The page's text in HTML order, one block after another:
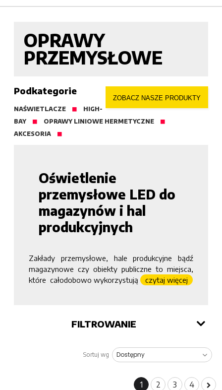
OPRAWY
PRZEMYSŁOWE
ZOBACZ NASZE PRODUKTY
Podkategorie
NAŚWIETLACZE
HIGH-
BAY
OPRAWY LINIOWE HERMETYCZNE
AKCESORIA
Oświetlenie
przemysłowe LED do
magazynów i hal
produkcyjnych
Zakłady przemysłowe, hale produkcyjne bądź
magazynowe czy obiekty publiczne to miejsca,
które całodobowo wykorzystują
czytaj więcej
FILTROWANIE
Sortuj wg
1 2 3 4